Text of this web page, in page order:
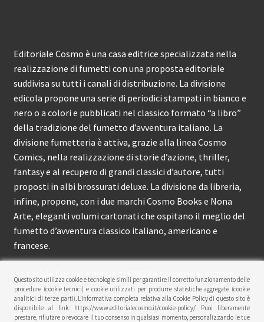
Editoriale Cosmo è una casa editrice specializzata nella
realizzazione di fumetti con una proposta editoriale
suddivisa su tutti i canali di distribuzione. La divisione
edicola propone una serie di periodici stampati in bianco e
nero o a colori e pubblicati nel classico formato “a libro”
della tradizione del fumetto d’avventura italiano. La
divisione fumetteria è attiva, grazie alla linea Cosmo
Comics, nella realizzazione di storie d’azione, thriller,
fantasy e al recupero di grandi classici d’autore, tutti
proposti in albi brossurati deluxe. La divisione da libreria,
infine, propone, con i due marchi Cosmo Books e Nona
Arte, eleganti volumi cartonati che ospitano il meglio del
fumetto d’avventura classico italiano, americano e
francese.
circa 150 pubblicazioni l’anno.
© Editoriale Cosmo 2026
Questo sito utilizza cookie e tecnologie simili per garantire il corretto funzionamento delle
procedure (cookie tecnici) e cookie utilizzati per produrre statistiche aggregate (cookie
analitici di terze parti). L’informativa completa relativa alla Cookie Policy di questo sito è
disponibile al link: https://www.editorialecosmo.it/cookie-policy/ Puoi liberamente
prestare, rifiutare o revocare il tuo consenso in qualsiasi momento, personalizzando le tue